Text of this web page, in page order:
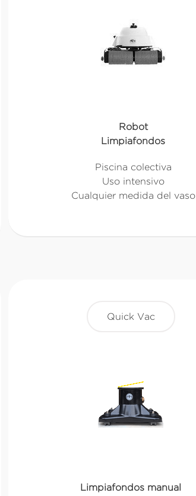
Robot
Limpiafondos
Piscina colectiva
Uso intensivo
Cualquier medida del vaso
Quick Vac
Limpiafondos manual